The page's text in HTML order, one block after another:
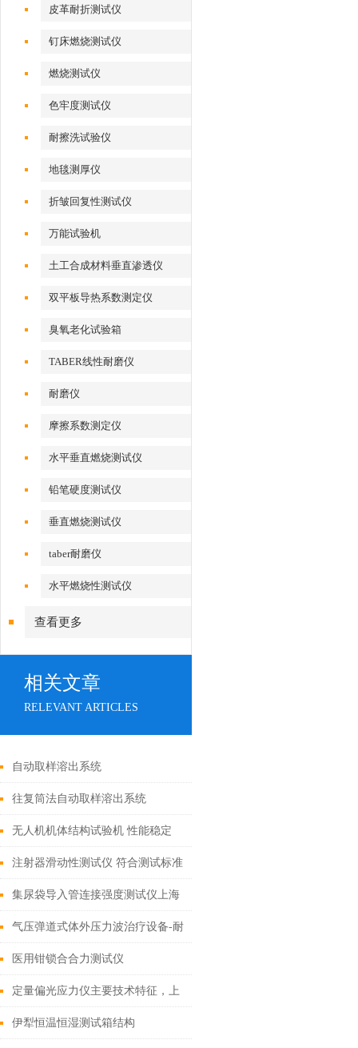
皮革耐折测试仪
钉床燃烧测试仪
燃烧测试仪
色牢度测试仪
耐擦洗试验仪
地毯测厚仪
折皱回复性测试仪
万能试验机
土工合成材料垂直渗透仪
双平板导热系数测定仪
臭氧老化试验箱
TABER线性耐磨仪
耐磨仪
摩擦系数测定仪
水平垂直燃烧测试仪
铅笔硬度测试仪
垂直燃烧测试仪
taber耐磨仪
水平燃烧性测试仪
查看更多
相关文章
RELEVANT ARTICLES
自动取样溶出系统
往复筒法自动取样溶出系统
无人机机体结构试验机 性能稳定
注射器滑动性测试仪 符合测试标准
集尿袋导入管连接强度测试仪上海
诚卫发布多款重磅新品！绝绝子备
受期待
气压弹道式体外压力波治疗设备-耐
压性及压力准确性测试仪
医用钳锁合合力测试仪
定量偏光应力仪主要技术特征，上
海诚卫
伊犁恒温恒湿测试箱结构